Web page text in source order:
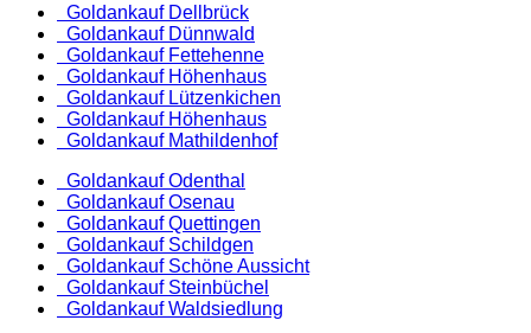
Goldankauf Dellbrück
Goldankauf Dünnwald
Goldankauf Fettehenne
Goldankauf Höhenhaus
Goldankauf Lützenkichen
Goldankauf Höhenhaus
Goldankauf Mathildenhof
Goldankauf Odenthal
Goldankauf Osenau
Goldankauf Quettingen
Goldankauf Schildgen
Goldankauf Schöne Aussicht
Goldankauf Steinbüchel
Goldankauf Waldsiedlung